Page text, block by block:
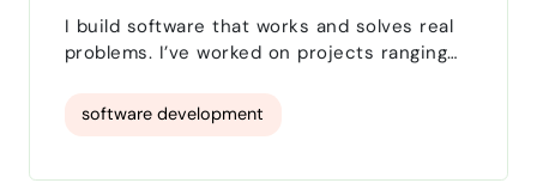
I build software that works and solves real
problems. I’ve worked on projects ranging
integrations and backend systems. My
focus is on getting things done fast, clean,
software development